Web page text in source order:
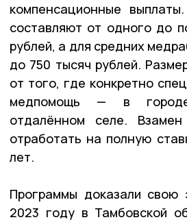
компенсационные
составляют от одного до
рублей, а для средних
до 750 тысяч рублей.
от того, где конкретно
медпомощь — в
отдалённом селе.
отработать на полную
лет.
Программы доказали свою
2023 году в Тамбовской